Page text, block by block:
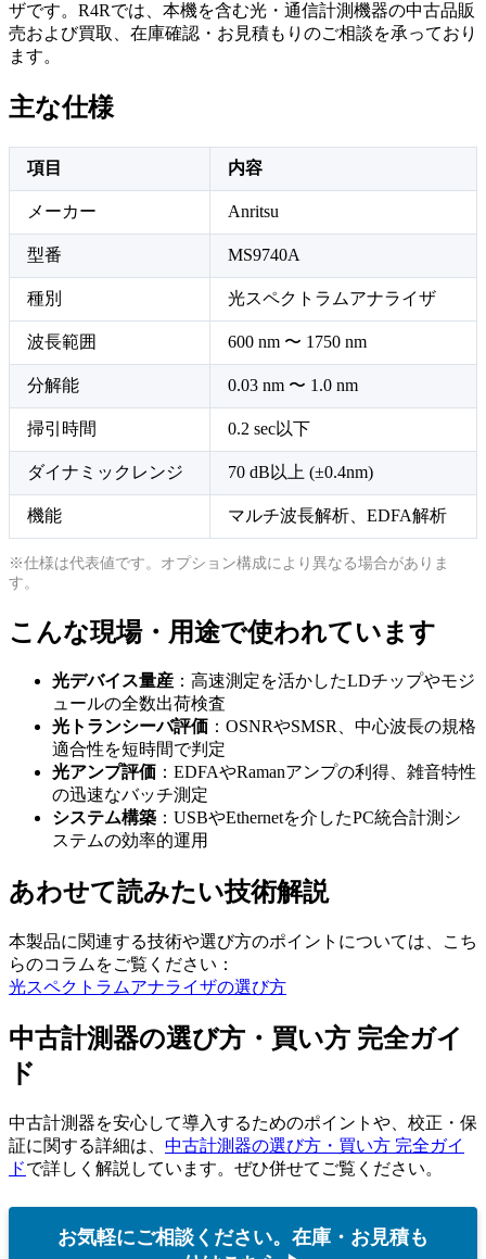
ザです。R4Rでは、本機を含む光・通信計測機器の中古品販
売および買取、在庫確認・お見積もりのご相談を承っており
ます。
主な仕様
項目 内容
メーカー Anritsu
型番 MS9740A
種別 光スペクトラムアナライザ
波長範囲 600 nm 〜 1750 nm
分解能 0.03 nm 〜 1.0 nm
掃引時間 0.2 sec以下
ダイナミックレンジ 70 dB以上 (±0.4nm)
機能 マルチ波長解析、EDFA解析
※仕様は代表値です。オプション構成により異なる場合がありま
す。
こんな現場・用途で使われています
光デバイス量産 ：高速測定を活かしたLDチップやモジ
ュールの全数出荷検査
光トランシーバ評価 ：OSNRやSMSR、中心波長の規格
適合性を短時間で判定
光アンプ評価 ：EDFAやRamanアンプの利得、雑音特性
の迅速なバッチ測定
システム構築 ：USBやEthernetを介したPC統合計測シ
ステムの効率的運用
あわせて読みたい技術解説
本製品に関連する技術や選び方のポイントについては、こち
らのコラムをご覧ください：
光スペクトラムアナライザの選び方
中古計測器の選び方・買い方 完全ガイ
ド
中古計測器を安心して導入するためのポイントや、校正・保
証に関する詳細は、 中古計測器の選び方・買い方 完全ガイ
ドで詳しく解説しています。ぜひ併せてご覧ください。
お気軽にご相談ください。在庫・お見積も